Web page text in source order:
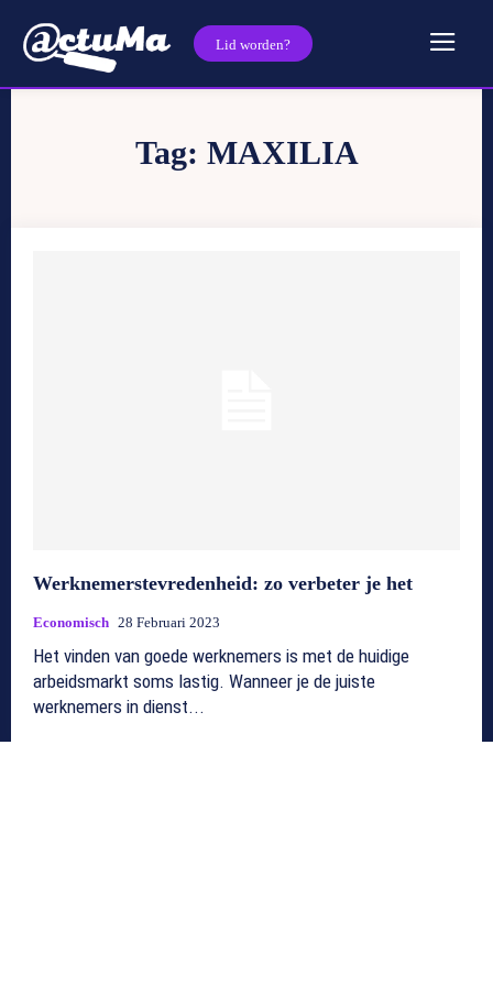
Lid worden?
Tag: MAXILIA
Werknemerstevredenheid: zo verbeter je het
Economisch 28 Februari 2023
Het vinden van goede werknemers is met de huidige
arbeidsmarkt soms lastig. Wanneer je de juiste
werknemers in dienst...